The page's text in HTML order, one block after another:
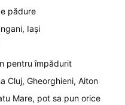
pădure
Iași
pentru împădurit
Cluj, Gheorghieni, Aiton
Mare, pot sa pun orice